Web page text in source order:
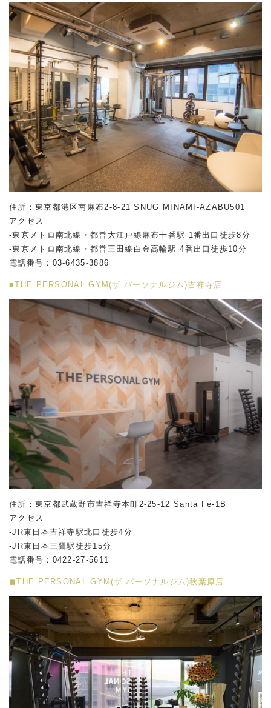
住所：東京都港区南麻布2-8-21 SNUG MINAMI-AZABU501
アクセス
-東京メトロ南北線・都営大江戸線麻布十番駅 1番出口徒歩8分
-東京メトロ南北線・都営三田線白金高輪駅 4番出口徒歩10分
電話番号： 03-6435-3886
■THE PERSONAL GYM(ザ パーソナルジム)吉祥寺店
住所：東京都武蔵野市吉祥寺本町2-25-12 Santa Fe-1B
アクセス
-JR東日本吉祥寺駅北口徒歩4分
-JR東日本三鷹駅徒歩15分
電話番号：0422-27-5611
◼︎THE PERSONAL GYM(ザ パーソナルジム)秋葉原店